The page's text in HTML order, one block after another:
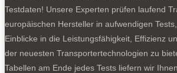
Testdaten! Unsere Experten prüfen laufend
europäischen Hersteller in aufwendigen
Einblicke in die Leistungsfähigkeit, Effizienz
der neuesten Transportertechnologien zu
Tabellen am Ende jedes Tests liefern wir